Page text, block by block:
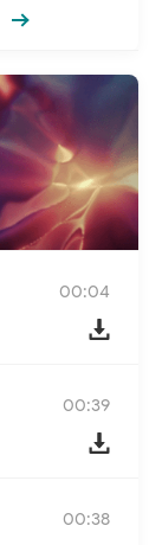
00:04
00:39
00:38